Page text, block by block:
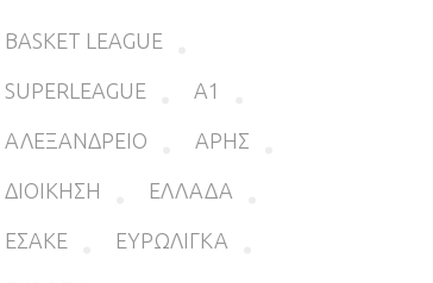
BASKET LEAGUE
SUPERLEAGUE Α1
ΑΛΕΞΑΝΔΡΕΙΟ ΑΡΗΣ
ΔΙΟΙΚΗΣΗ ΕΛΛΑΔΑ
ΕΣΑΚΕ ΕΥΡΩΛΙΓΚΑ